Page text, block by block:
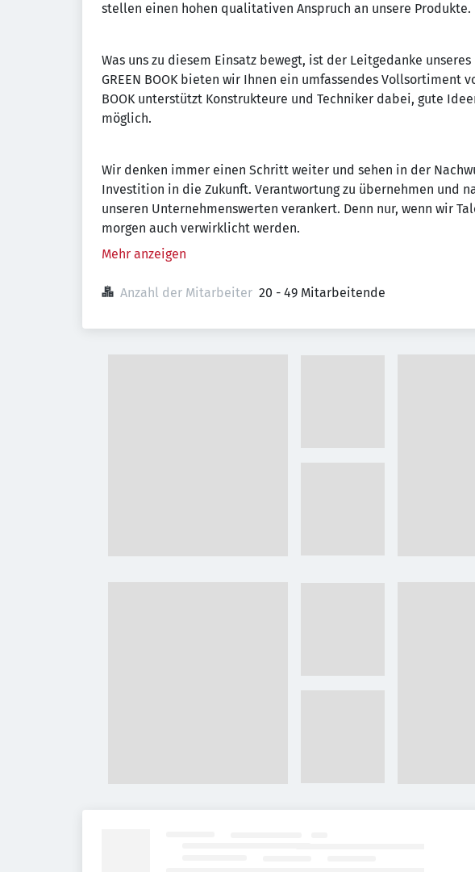
stellen einen hohen qualitativen Anspruch an unsere Produkte.
Was uns zu diesem Einsatz bewegt, ist der Leitgedanke
GREEN BOOK bieten wir Ihnen ein umfassendes Vollsortiment
BOOK unterstützt Konstrukteure und Techniker dabei, gute
möglich.
Wir denken immer einen Schritt weiter und sehen in der
Investition in die Zukunft. Verantwortung zu übernehmen und
unseren Unternehmenswerten verankert. Denn nur, wenn wir
morgen auch verwirklicht werden.
Mehr anzeigen
Anzahl der Mitarbeiter 20 - 49 Mitarbeitende